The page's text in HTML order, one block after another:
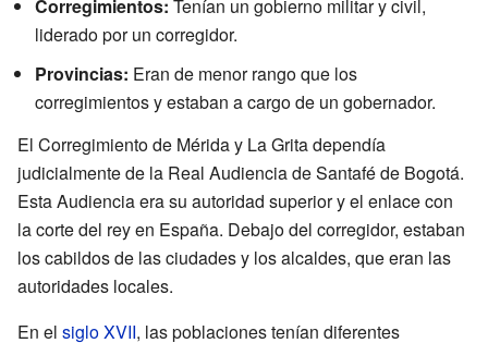
Corregimientos: Tenían un gobierno militar y civil,
liderado por un corregidor.
Provincias: Eran de menor rango que los
corregimientos y estaban a cargo de un gobernador.
El Corregimiento de Mérida y La Grita dependía
judicialmente de la Real Audiencia de Santafé de Bogotá.
Esta Audiencia era su autoridad superior y el enlace con
la corte del rey en España. Debajo del corregidor, estaban
los cabildos de las ciudades y los alcaldes, que eran las
autoridades locales.
En el siglo XVII, las poblaciones tenían diferentes